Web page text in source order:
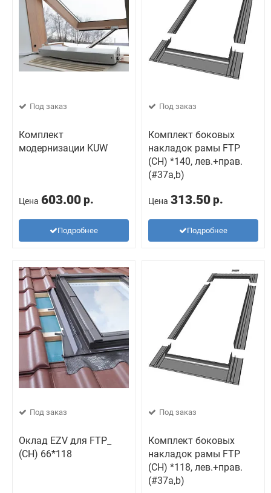
Под заказ
Комплект
модернизации KUW
Цена 603.00 р.
Подробнее
Под заказ
Комплект боковых
накладок рамы FTP
(CH) *140, лев.+прав.
(#37a,b)
Цена 313.50 р.
Подробнее
Под заказ
Оклад EZV для FTP_
(CH) 66*118
Под заказ
Комплект боковых
накладок рамы FTP
(CH) *118, лев.+прав.
(#37a,b)